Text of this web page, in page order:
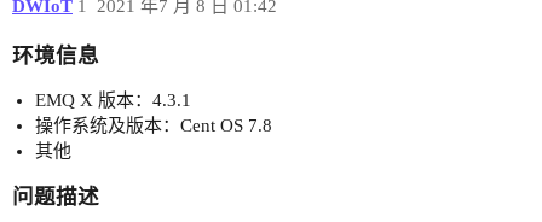
DWIoT 2021 年7 月 8 日 01:42
1
环境信息
EMQ X 版本：4.3.1
操作系统及版本：Cent OS 7.8
其他
问题描述